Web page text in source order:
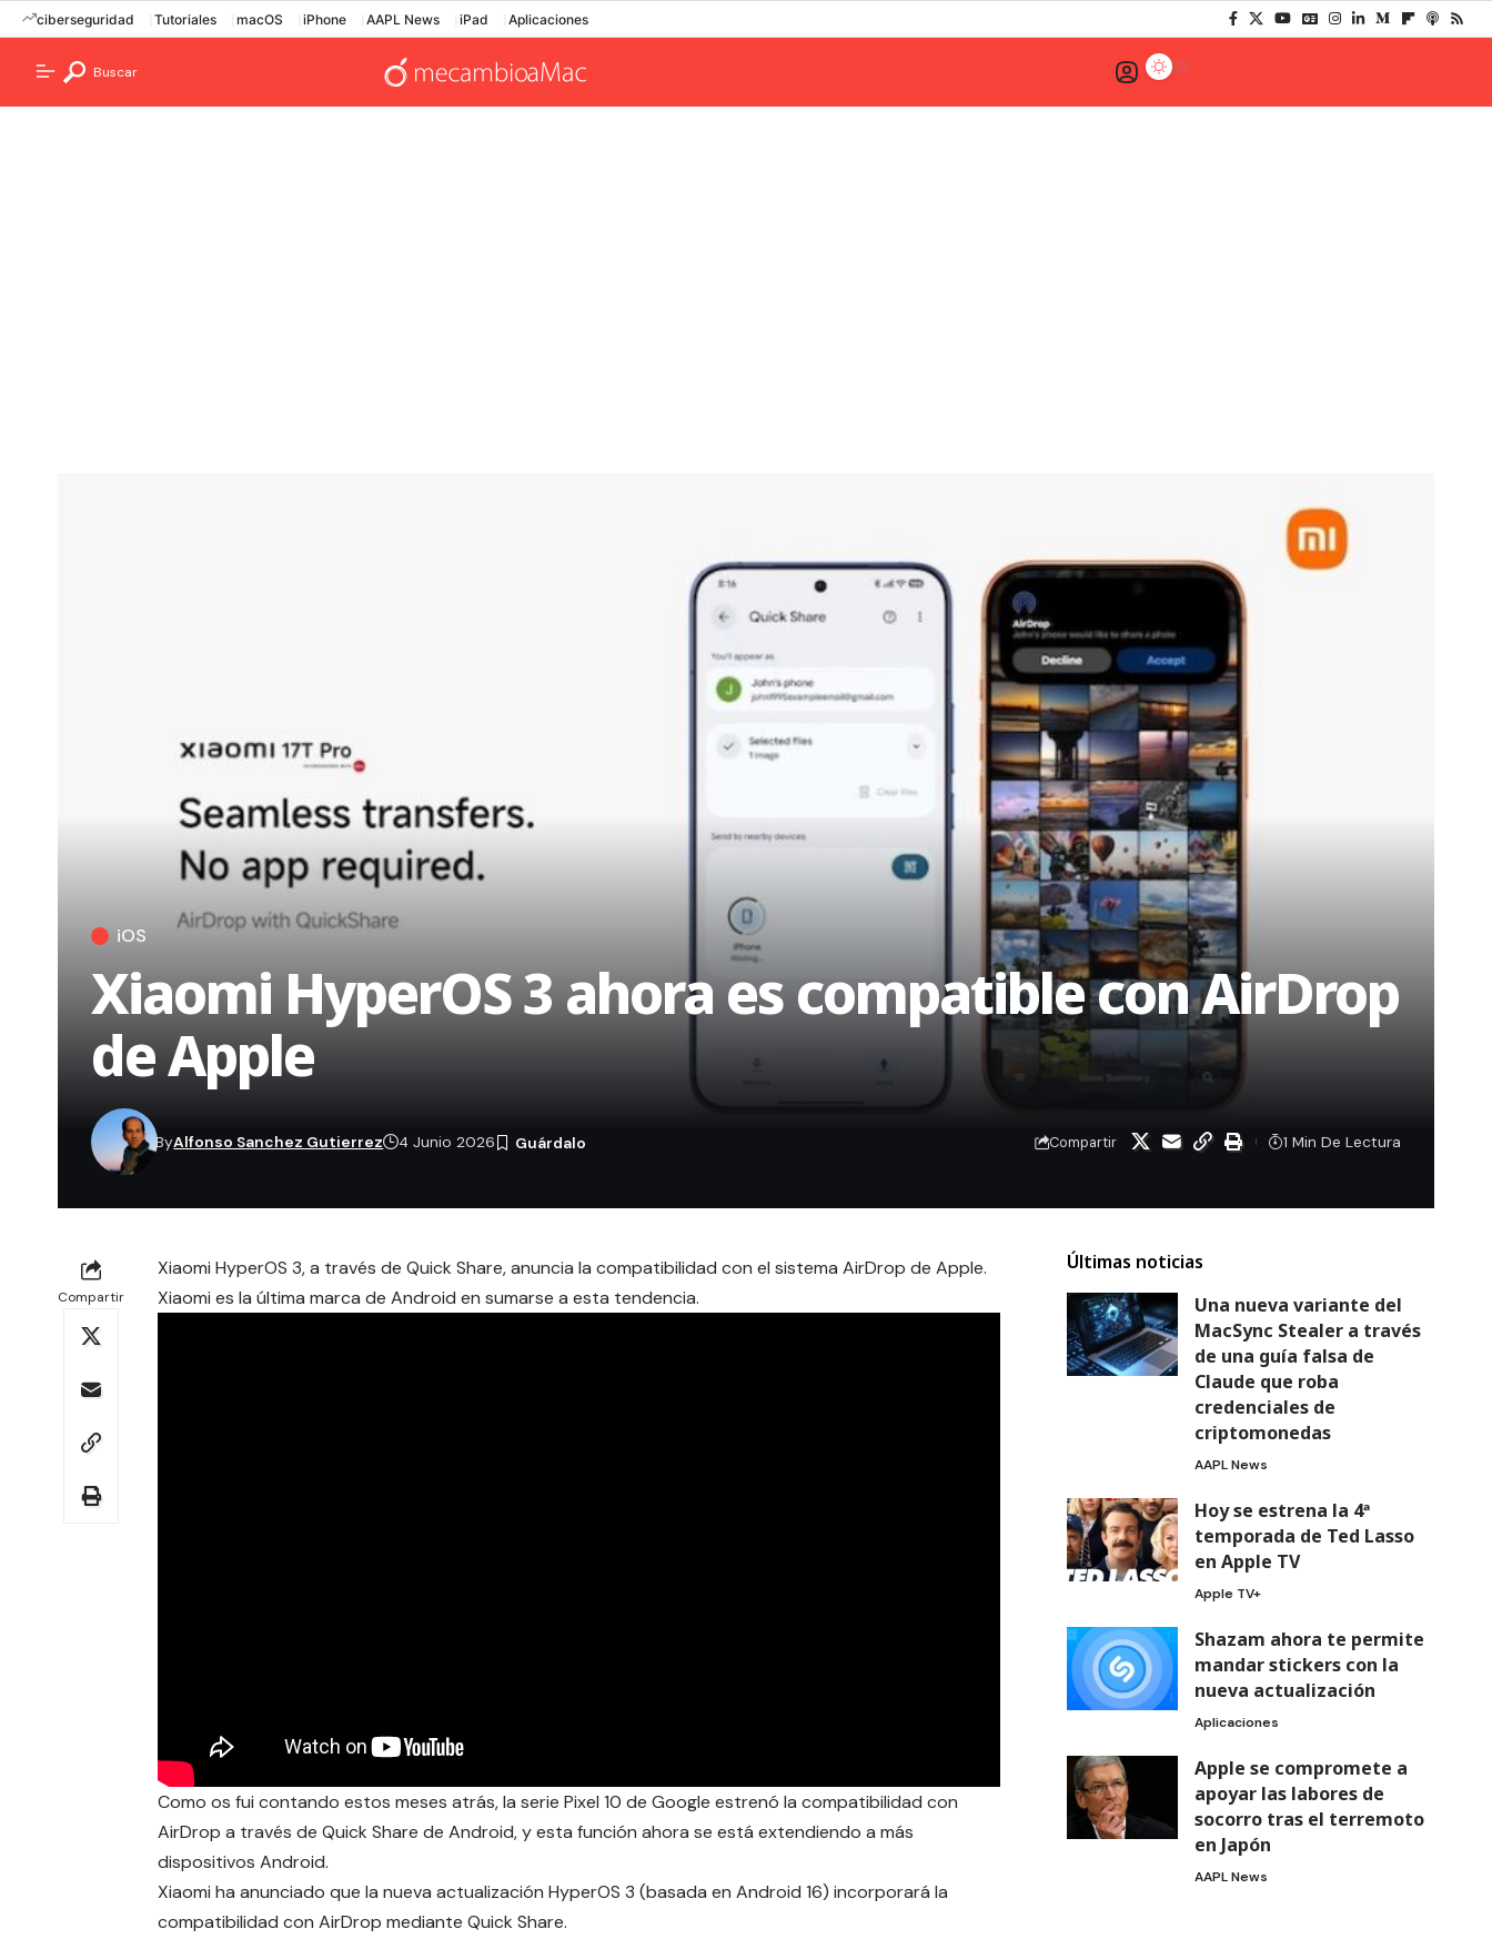
ciberseguridad Tutoriales macOS iPhone AAPL News iPad Aplicaciones
Buscar
iOS
Xiaomi HyperOS 3 ahora es compatible con AirDrop
de Apple
ByAlfonso Sanchez Gutierrez 4 Junio 2026 Compartir 1 Min De Lectura
Compartir
Xiaomi HyperOS 3, a través de Quick Share, anuncia la compatibilidad con el sistema AirDrop de Apple.
Xiaomi es la última marca de Android en sumarse a esta tendencia.
Como os fui contando estos meses atrás, la serie Pixel 10 de Google estrenó la compatibilidad con
AirDrop a través de Quick Share de Android, y esta función ahora se está extendiendo a más
dispositivos Android.
Xiaomi ha anunciado que la nueva actualización HyperOS 3 (basada en Android 16) incorporará la
compatibilidad con AirDrop mediante Quick Share.
Últimas noticias
Una nueva variante del
MacSync Stealer a través
de una guía falsa de
Claude que roba
credenciales de
criptomonedas
AAPL News
Hoy se estrena la 4ª
temporada de Ted Lasso
en Apple TV
Apple TV+
Shazam ahora te permite
mandar stickers con la
nueva actualización
Aplicaciones
Apple se compromete a
apoyar las labores de
socorro tras el terremoto
en Japón
AAPL News